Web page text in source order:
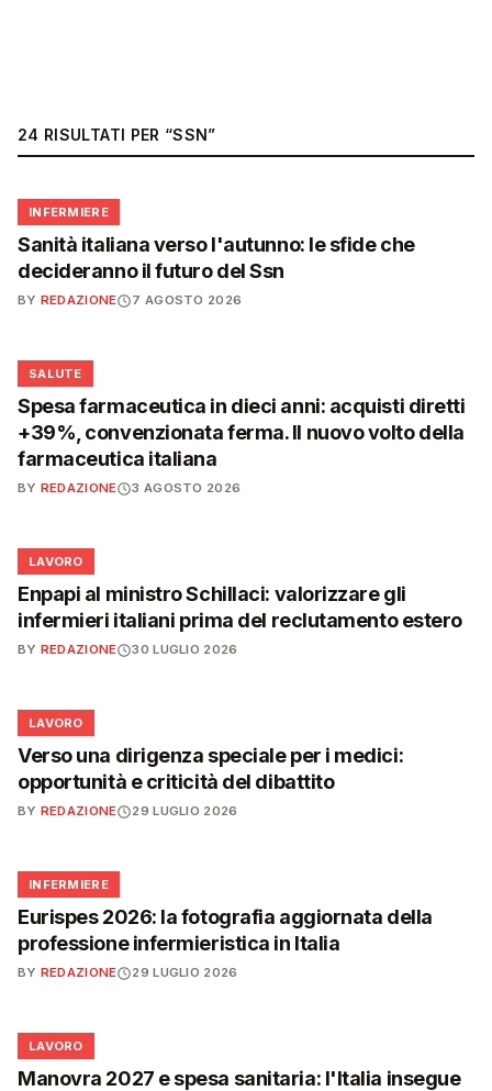
24 RISULTATI PER “SSN”
🩺
INFERMIERE
Sanità italiana verso l'autunno: le sfide che
decideranno il futuro del Ssn
BY REDAZIONE 7 AGOSTO 2026
❤️
SALUTE
Spesa farmaceutica in dieci anni: acquisti diretti
+39%, convenzionata ferma. Il nuovo volto della
farmaceutica italiana
BY REDAZIONE 3 AGOSTO 2026
💼
LAVORO
Enpapi al ministro Schillaci: valorizzare gli
infermieri italiani prima del reclutamento estero
BY REDAZIONE 30 LUGLIO 2026
💼
LAVORO
Verso una dirigenza speciale per i medici:
opportunità e criticità del dibattito
BY REDAZIONE 29 LUGLIO 2026
🩺
INFERMIERE
Eurispes 2026: la fotografia aggiornata della
professione infermieristica in Italia
BY REDAZIONE 29 LUGLIO 2026
💼
LAVORO
Manovra 2027 e spesa sanitaria: l'Italia insegue